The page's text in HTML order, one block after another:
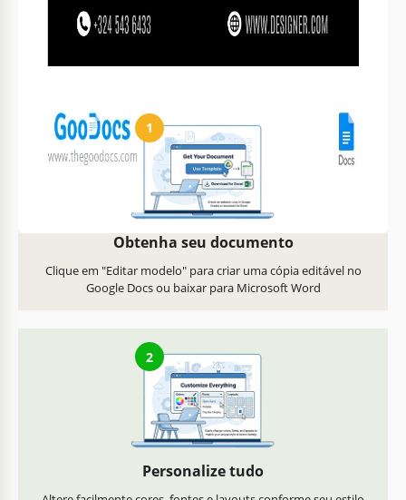
Personalize texto, imagens
Pronto para impressão em
casa ou no escritório
1
Obtenha seu documento
Clique em "Editar modelo" para criar uma cópia editável no
Google Docs ou baixar para Microsoft Word
2
Personalize tudo